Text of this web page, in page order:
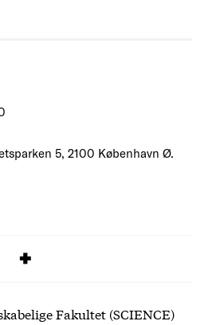
5, 2100 København Ø.
Fakultet (SCIENCE)